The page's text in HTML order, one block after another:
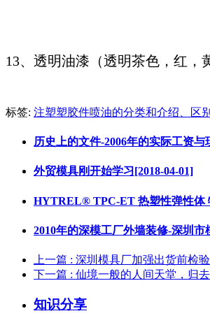
13、透明油漆（透明茶色，红，
标签: 注塑塑胶件喷油的分类和介绍、区别
历史上的文件-2006年的实际工资与
外贸模具刚开始学习[2018-04-01]
HYTREL® TPC-ET 热塑性弹性体
2010年的深模工厂外墙装修-深圳市
上一篇 : 深圳模具厂加强出货前检
下一篇 : 仙境一般的人间天堂，归
知识分享